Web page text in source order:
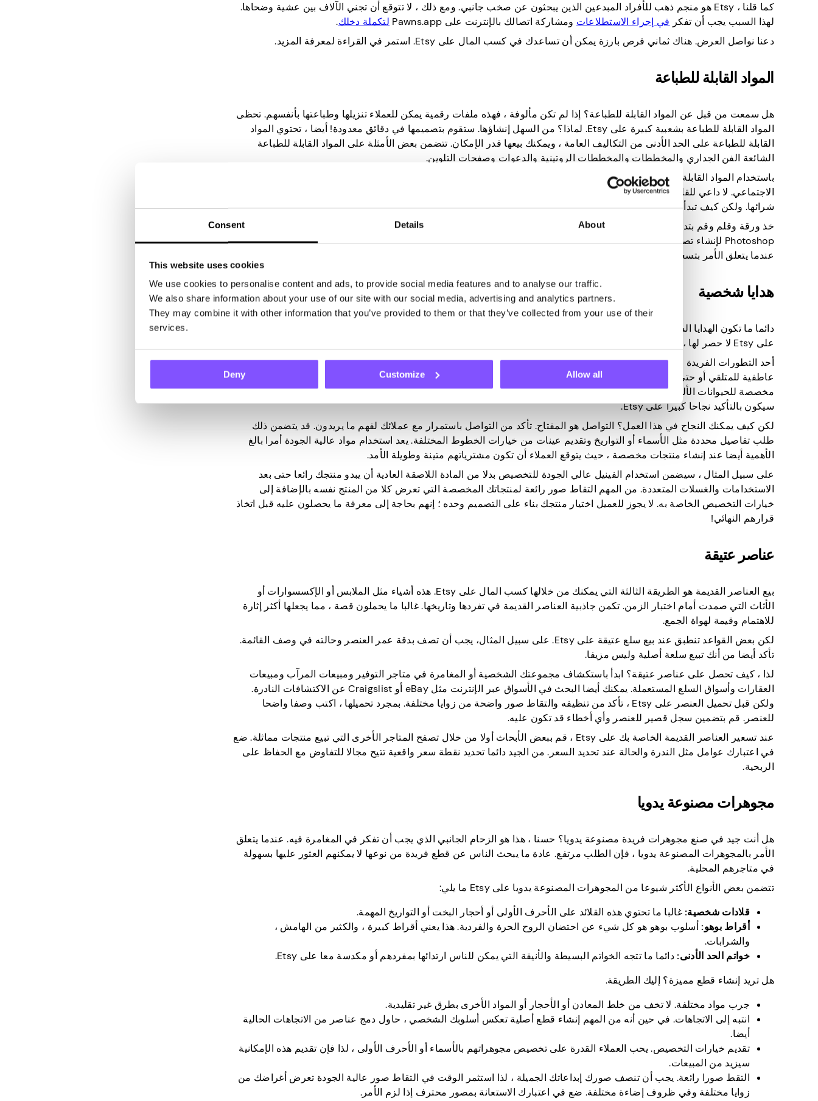
Consent Details About
This website uses cookies
We use cookies to personalise content and ads, to provide social media features and to analyse our traffic.
We also share information about your use of our site with our social media, advertising and analytics partners.
They may combine it with other information that you’ve provided to them or that they’ve collected from your use of their
services.
Deny Customize Allow all
كما قلنا ، Etsy هو منجم ذهب للأفراد المبدعين الذين يبحثون عن صخب جانبي. ومع ذلك ، لا تتوقع أن تجني الآلاف بين عشية وضحاها.
لهذا السبب يجب أن تفكر في إجراء الاستطلاعات ومشاركة اتصالك بالإنترنت على Pawns.app لتكملة دخلك.
دعنا نواصل العرض. هناك ثماني فرص بارزة يمكن أن تساعدك في كسب المال على Etsy. استمر في القراءة لمعرفة المزيد.
المواد القابلة للطباعة
هل سمعت من قبل عن المواد القابلة للطباعة؟ إذا لم تكن مألوفة ، فهذه ملفات رقمية يمكن للعملاء تنزيلها وطباعتها بأنفسهم. تحظى
المواد القابلة للطباعة بشعبية كبيرة على Etsy. لماذا؟ من السهل إنشاؤها. ستقوم بتصميمها في دقائق معدودة! أيضا ، تحتوي المواد
القابلة للطباعة على الحد الأدنى من التكاليف العامة ، ويمكنك بيعها قدر الإمكان. تتضمن بعض الأمثلة على المواد القابلة للطباعة
الشائعة الفن الجداري والمخططات والمخططات الروتينية والدعوات وصفحات التلوين.
باستخدام المواد القابلة للطباعة ، يمكنك تصميمها مرة واحدة. هذا يعني أنه يمكنك قضاء معظم وقتك في تسويقها على وسائل التواصل
الاجتماعي. لا داعي للقلق بشأن التعبئة والتغليف أو شحن المنتجات المادية إما لأن العملاء سيقومون ببساطة بتنزيل الملفات بعد
شرائها. ولكن كيف تبدأ في إنشاء مواد قابلة للطباعة لبيعها على Etsy؟ هذا سهل!
Photoshop لإنشاء تصميماتك القابلة للطباعة. يمكنك زيارة المتاجر الأخرى القابلة للطباعة على Etsy للحصول على بعض الإلهام.
عندما يتعلق الأمر بتسعير منتجاتك ، قم بإجراء بعض الأبحاث حول العروض المماثلة على Etsy.
هدايا شخصية
دائما ما تكون الهدايا الشخصية ناجحة لأنها تظهر أنه تم بذل المزيد من التفكير والجهد في الوقت الحاضر. إمكانيات الهدايا الشخصية
على Etsy لا حصر لها ، ولكن بعض الأفكار الأكثر شيوعا تشمل أكواب مخصصة وبطانيات صور ومجوهرات محفورة.
أحد التطورات الفريدة في الهدايا الشخصية هو إنشاء خرائط مخصصة. يمكن أن تكون هذه خرائط لمدينة أو بلدة معينة تحمل قيمة
عاطفية للمتلقي أو حتى خريطة للنجوم في تاريخ معين (مثل ذكرى الزواج أو عيد الميلاد). فكرة هدية شخصية أخرى شائعة هي صور
مخصصة للحيوانات الأليفة. يعشق عشاق الأليفة أي شيء يعرض صديقهم الفروي ، لذا فإن تقديم صور مخصصة للحيوانات الأليفة
سيكون بالتأكيد نجاحا كبيرا على Etsy.
لكن كيف يمكنك النجاح في هذا العمل؟ التواصل هو المفتاح. تأكد من التواصل باستمرار مع عملائك لفهم ما يريدون. قد يتضمن ذلك
طلب تفاصيل محددة مثل الأسماء أو التواريخ وتقديم عينات من خيارات الخطوط المختلفة. يعد استخدام مواد عالية الجودة أمرا بالغ
الأهمية أيضا عند إنشاء منتجات مخصصة ، حيث يتوقع العملاء أن تكون مشترياتهم متينة وطويلة الأمد.
على سبيل المثال ، سيضمن استخدام الفينيل عالي الجودة للتخصيص بدلا من المادة اللاصقة العادية أن يبدو منتجك رائعا حتى بعد
الاستخدامات والغسلات المتعددة. من المهم التقاط صور رائعة لمنتجاتك المخصصة التي تعرض كلا من المنتج نفسه بالإضافة إلى
خيارات التخصيص الخاصة به. لا يجوز للعميل اختيار منتجك بناء على التصميم وحده ؛ إنهم بحاجة إلى معرفة ما يحصلون عليه قبل اتخاذ
قرارهم النهائي!
عناصر عتيقة
بيع العناصر القديمة هو الطريقة الثالثة التي يمكنك من خلالها كسب المال على Etsy. هذه أشياء مثل الملابس أو الإكسسوارات أو
الأثاث التي صمدت أمام اختبار الزمن. تكمن جاذبية العناصر القديمة في تفردها وتاريخها. غالبا ما يحملون قصة ، مما يجعلها أكثر إثارة
للاهتمام وقيمة لهواة الجمع.
لكن بعض القواعد تنطبق عند بيع سلع عتيقة على Etsy. على سبيل المثال، يجب أن تصف بدقة عمر العنصر وحالته في وصف القائمة.
تأكد أيضا من أنك تبيع سلعة أصلية وليس مزيفا.
لذا ، كيف تحصل على عناصر عتيقة؟ ابدأ باستكشاف مجموعتك الشخصية أو المغامرة في متاجر التوفير ومبيعات المرآب ومبيعات
العقارات وأسواق السلع المستعملة. يمكنك أيضا البحث في الأسواق عبر الإنترنت مثل eBay أو Craigslist عن الاكتشافات النادرة.
ولكن قبل تحميل العنصر على Etsy ، تأكد من تنظيفه والتقاط صور واضحة من زوايا مختلفة. بمجرد تحميلها ، اكتب وصفا واضحا
للعنصر. قم بتضمين سجل قصير للعنصر وأي أخطاء قد تكون عليه.
عند تسعير العناصر القديمة الخاصة بك على Etsy ، قم ببعض الأبحاث أولا من خلال تصفح المتاجر الأخرى التي تبيع منتجات مماثلة. ضع
في اعتبارك عوامل مثل الندرة والحالة عند تحديد السعر. من الجيد دائما تحديد نقطة سعر واقعية تتيح مجالا للتفاوض مع الحفاظ على
الربحية.
مجوهرات مصنوعة يدويا
هل أنت جيد في صنع مجوهرات فريدة مصنوعة يدويا؟ حسنا ، هذا هو الزحام الجانبي الذي يجب أن تفكر في المغامرة فيه. عندما يتعلق
الأمر بالمجوهرات المصنوعة يدويا ، فإن الطلب مرتفع. عادة ما يبحث الناس عن قطع فريدة من نوعها لا يمكنهم العثور عليها بسهولة
في متاجرهم المحلية.
تتضمن بعض الأنواع الأكثر شيوعا من المجوهرات المصنوعة يدويا على Etsy ما يلي:
قلادات شخصية:غالبا ما تحتوي هذه القلائد على الأحرف الأولى أو أحجار البخت أو التواريخ المهمة.
أقراط بوهو:أسلوب بوهو هو كل شيء عن احتضان الروح الحرة والفردية. هذا يعني أقراط كبيرة ، والكثير من الهامش ،
والشرابات.
خواتم الحد الأدنى:دائما ما تتجه الخواتم البسيطة والأنيقة التي يمكن للناس ارتدائها بمفردهم أو مكدسة معا على Etsy.
هل تريد إنشاء قطع مميزة؟ إليك الطريقة.
جرب مواد مختلفة. لا تخف من خلط المعادن أو الأحجار أو المواد الأخرى بطرق غير تقليدية.
انتبه إلى الاتجاهات. في حين أنه من المهم إنشاء قطع أصلية تعكس أسلوبك الشخصي ، حاول دمج عناصر من الاتجاهات الحالية
أيضا.
تقديم خيارات التخصيص. يحب العملاء القدرة على تخصيص مجوهراتهم بالأسماء أو الأحرف الأولى ، لذا فإن تقديم هذه الإمكانية
سيزيد من المبيعات.
التقط صورا رائعة. يجب أن تنصف صورك إبداعاتك الجميلة ، لذا استثمر الوقت في التقاط صور عالية الجودة تعرض أغراضك من
زوايا مختلفة وفي ظروف إضاءة مختلفة. ضع في اعتبارك الاستعانة بمصور محترف إذا لزم الأمر.